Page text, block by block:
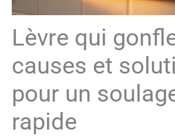
Lèvre qui
causes et
pour un
rapide